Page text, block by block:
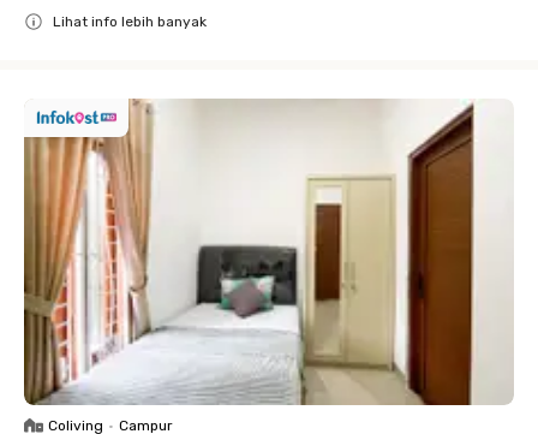
Lihat info lebih banyak
Coliving • Campur